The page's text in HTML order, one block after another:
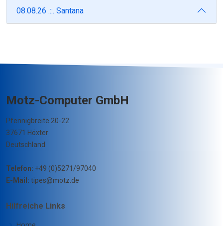
08.08.26 .::. Santana
Motz-Computer GmbH
Pfennigbreite 20-22
37671 Höxter
Deutschland
Telefon: +49 (0)5271/97040
E-Mail: tipes@motz.de
Hilfreiche Links